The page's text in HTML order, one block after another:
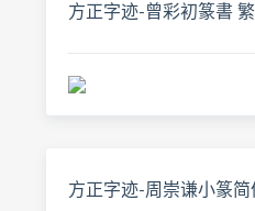
方正字迹-曾彩初篆書
方正字迹-周崇谦小篆简